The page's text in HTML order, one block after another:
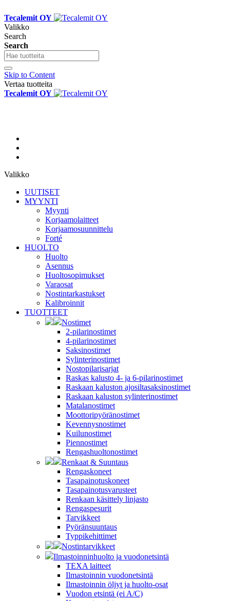
Tecalemit OY
Valikko
Search
Search
Skip to Content
Vertaa tuotteita
Tecalemit OY
Valikko
UUTISET
MYYNTI
Myynti
Korjaamolaitteet
Korjaamosuunnittelu
Forté
HUOLTO
Huolto
Asennus
Huoltosopimukset
Varaosat
Nostintarkastukset
Kalibroinnit
TUOTTEET
Nostimet
2-pilarinostimet
4-pilarinostimet
Saksinostimet
Sylinterinostimet
Nostopilarisarjat
Raskas kalusto 4- ja 6-pilarinostimet
Raskaan kaluston ajosiltasaksinostimet
Raskaan kaluston sylinterinostimet
Matalanostimet
Moottoripyöränostimet
Kevennysnostimet
Kuilunostimet
Piennostimet
Rengashuoltonostimet
Renkaat & Suuntaus
Rengaskoneet
Tasapainotuskoneet
Tasapainotusvarusteet
Renkaan käsittely linjasto
Rengaspesurit
Tarvikkeet
Pyöränsuuntaus
Typpikehittimet
Nostintarvikkeet
Ilmastoinninhuolto ja vuodonetsintä
TEXA laitteet
Ilmastoinnin vuodonetsintä
Ilmastoinnin öljyt ja huolto-osat
Vuodon etsintä (ei A/C)